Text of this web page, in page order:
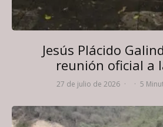
Jesús Plácido
reunión oficial a
27 de julio de 2026 · · 5